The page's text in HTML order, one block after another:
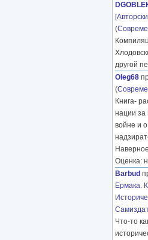
(
другой
Oleg68
(
Книга-
нации за
войне и
Оценка:
Barbud
Ермака.
Что-то